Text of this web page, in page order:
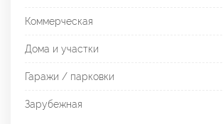
Коммерческая
Дома и участки
Гаражи / парковки
Зарубежная